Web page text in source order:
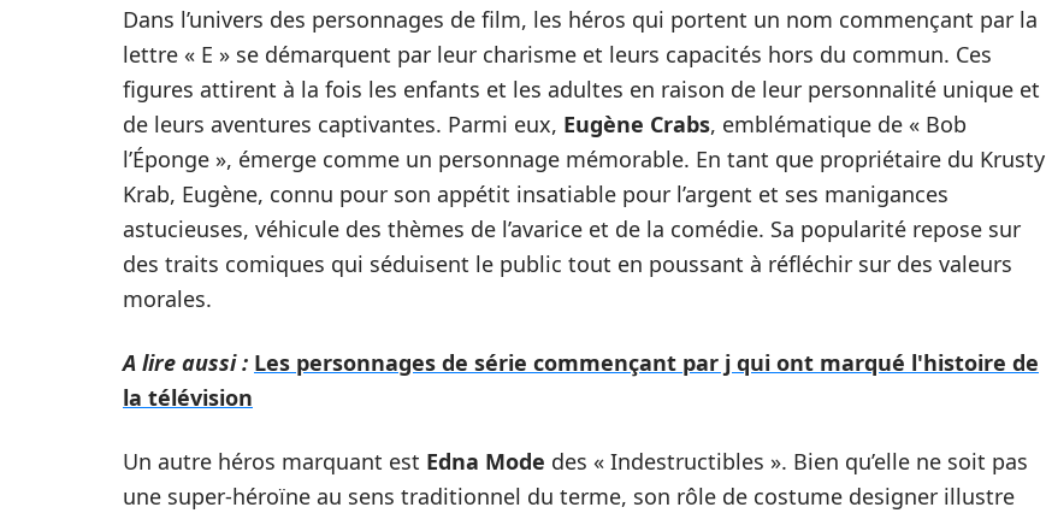
Dans l’univers des personnages de film, les héros qui portent un nom commençant par la
lettre « E » se démarquent par leur charisme et leurs capacités hors du commun. Ces
figures attirent à la fois les enfants et les adultes en raison de leur personnalité unique et
de leurs aventures captivantes. Parmi eux, Eugène Crabs, emblématique de « Bob
l’Éponge », émerge comme un personnage mémorable. En tant que propriétaire du Krusty
Krab, Eugène, connu pour son appétit insatiable pour l’argent et ses manigances
astucieuses, véhicule des thèmes de l’avarice et de la comédie. Sa popularité repose sur
des traits comiques qui séduisent le public tout en poussant à réfléchir sur des valeurs
morales.
A lire aussi : Les personnages de série commençant par j qui ont marqué l'histoire de
la télévision
Un autre héros marquant est Edna Mode des « Indestructibles ». Bien qu’elle ne soit pas
une super-héroïne au sens traditionnel du terme, son rôle de costume designer illustre